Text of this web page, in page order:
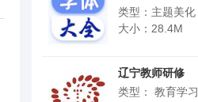
类型：主题美化
大小：28.4M
辽宁教师研修
类型： 教育学习